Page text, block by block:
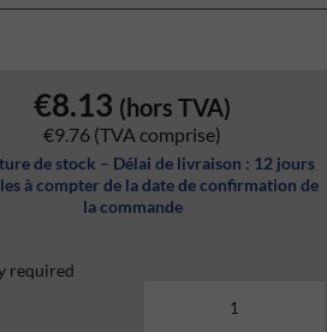
€8.13 (hors TVA)
€9.76 (TVA comprise)
de stock – Délai de livraison : 12 jours
à compter de la date de confirmation de
la commande
required